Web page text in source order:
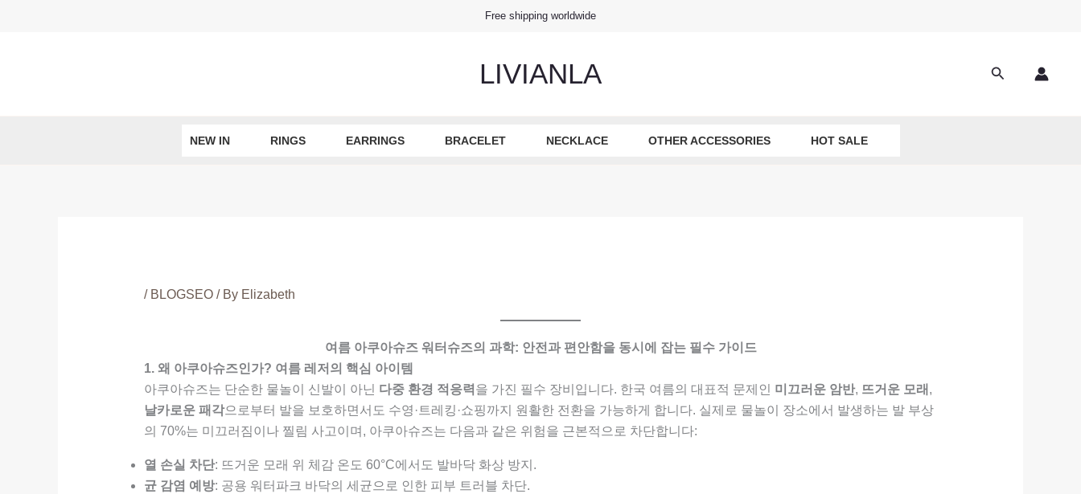
Free shipping worldwide
LIVIANLA Search
NEW IN RINGS EARRINGS BRACELET NECKLACE OTHER ACCESSORIES HOT SALE
/ BLOGSEO/ By Elizabeth
여름 아쿠아슈즈 워터슈즈의 과학: 안전과 편안함을 동시에 잡는 필수 가이드
1. 왜 아쿠아슈즈인가? 여름 레저의 핵심 아이템
아쿠아슈즈는 단순한 물놀이 신발이 아닌 다중 환경 적응력 을 가진 필수 장비입니다. 한국 여름의 대표적 문제인 미끄러운 암반, 뜨거운 모래 ,
날카로운 패각으로부터 발을 보호하면서도 수영·트레킹·쇼핑까지 원활한 전환을 가능하게 합니다. 실제로 물놀이 장소에서 발생하는 발 부상
의 70%는 미끄러짐이나 찔림 사고이며, 아쿠아슈즈는 다음과 같은 위험을 근본적으로 차단합니다:
열 손실 차단: 뜨거운 모래 위 체감 온도 60°C에서도 발바닥 화상 방지.
균 감염 예방: 공용 워터파크 바닥의 세균으로 인한 피부 트러블 차단.